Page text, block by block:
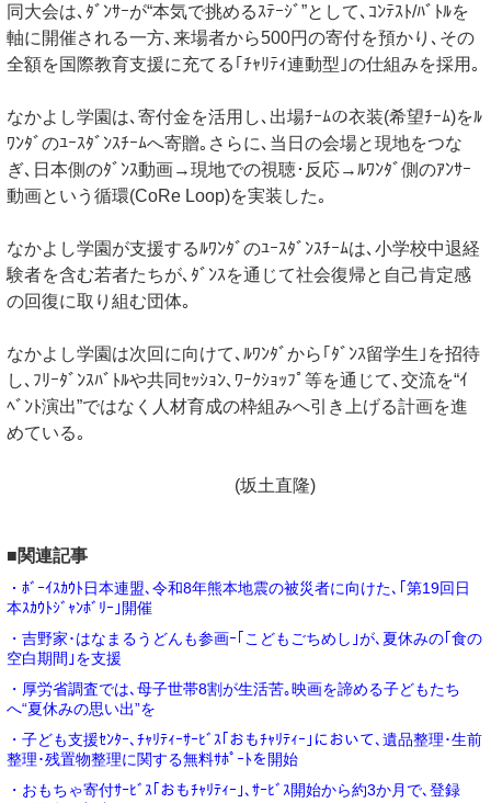
同大会は､ﾀﾞﾝｻｰが“本気で挑めるｽﾃｰｼﾞ”として､ｺﾝﾃｽﾄ/ﾊﾞﾄﾙを
軸に開催される一方､来場者から500円の寄付を預かり､その
全額を国際教育支援に充てる｢ﾁｬﾘﾃｨ連動型｣の仕組みを採用｡
なかよし学園は､寄付金を活用し､出場ﾁｰﾑの衣装(希望ﾁｰﾑ)をﾙ
ﾜﾝﾀﾞのﾕｰｽﾀﾞﾝｽﾁｰﾑへ寄贈｡さらに､当日の会場と現地をつな
ぎ､日本側のﾀﾞﾝｽ動画→現地での視聴･反応→ﾙﾜﾝﾀﾞ側のｱﾝｻｰ
動画という循環(CoRe Loop)を実装した｡
なかよし学園が支援するﾙﾜﾝﾀﾞのﾕｰｽﾀﾞﾝｽﾁｰﾑは､小学校中退経
験者を含む若者たちが､ﾀﾞﾝｽを通じて社会復帰と自己肯定感
の回復に取り組む団体｡
なかよし学園は次回に向けて､ﾙﾜﾝﾀﾞから｢ﾀﾞﾝｽ留学生｣を招待
し､ﾌﾘｰﾀﾞﾝｽﾊﾞﾄﾙや共同ｾｯｼｮﾝ､ﾜｰｸｼｮｯﾌﾟ等を通じて､交流を“ｲ
ﾍﾞﾝﾄ演出”ではなく人材育成の枠組みへ引き上げる計画を進
めている｡
(坂土直隆)
■関連記事
・ﾎﾞｰｲｽｶｳﾄ日本連盟､令和8年熊本地震の被災者に向けた､｢第19回日
本ｽｶｳﾄｼﾞｬﾝﾎﾞﾘｰ｣開催
・吉野家･はなまるうどんも参画ｰ｢こどもごちめし｣が､夏休みの｢食の
空白期間｣を支援
・厚労省調査では､母子世帯8割が生活苦｡映画を諦める子どもたち
へ“夏休みの思い出”を
・子ども支援ｾﾝﾀｰ､ﾁｬﾘﾃｨｰｻｰﾋﾞｽ｢おもﾁｬﾘﾃｨｰ｣において､遺品整理･生前
整理･残置物整理に関する無料ｻﾎﾟｰﾄを開始
・おもちゃ寄付ｻｰﾋﾞｽ｢おもﾁｬﾘﾃｨｰ｣､ｻｰﾋﾞｽ開始から約3か月で､登録